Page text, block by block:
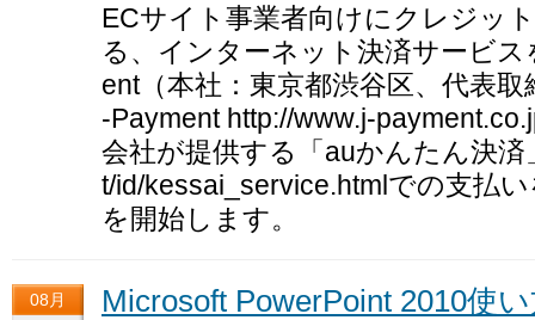
ECサイト事業者向けにクレジッ
る、インターネット決済サービ
ent（本社：東京都渋谷区、代表
-Payment http://www.j-
会社が提供する「auかんたん決
t/id/kessai_service.htmlでの支払
を開始します。
08月 Microsoft PowerPoint 2010使